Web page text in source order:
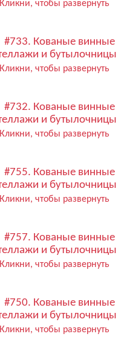
Кликни, чтобы развернуть
Кликни, чтобы развернуть
Кликни, чтобы развернуть
Кликни, чтобы развернуть
Кликни, чтобы развернуть
Кликни, чтобы развернуть